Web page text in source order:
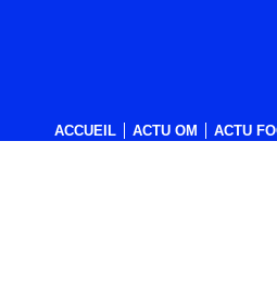
ACCUEIL ACTU OM ACTU